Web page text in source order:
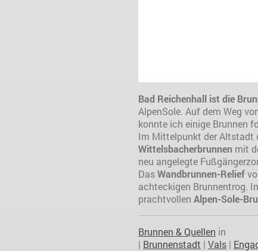
Bad Reichenhall ist die
AlpenSole. Auf dem Weg
konnte ich einige Brunnen
Im Mittelpunkt der Altstadt
Wittelsbacherbrunnen mit
neu angelegte
DasWandbrunnen-Relief
achteckigen Brunnentrog.
prachtvollen Alpen-Sole-
Brunnen & Quellen in
| Brunnenstadt | Vals |